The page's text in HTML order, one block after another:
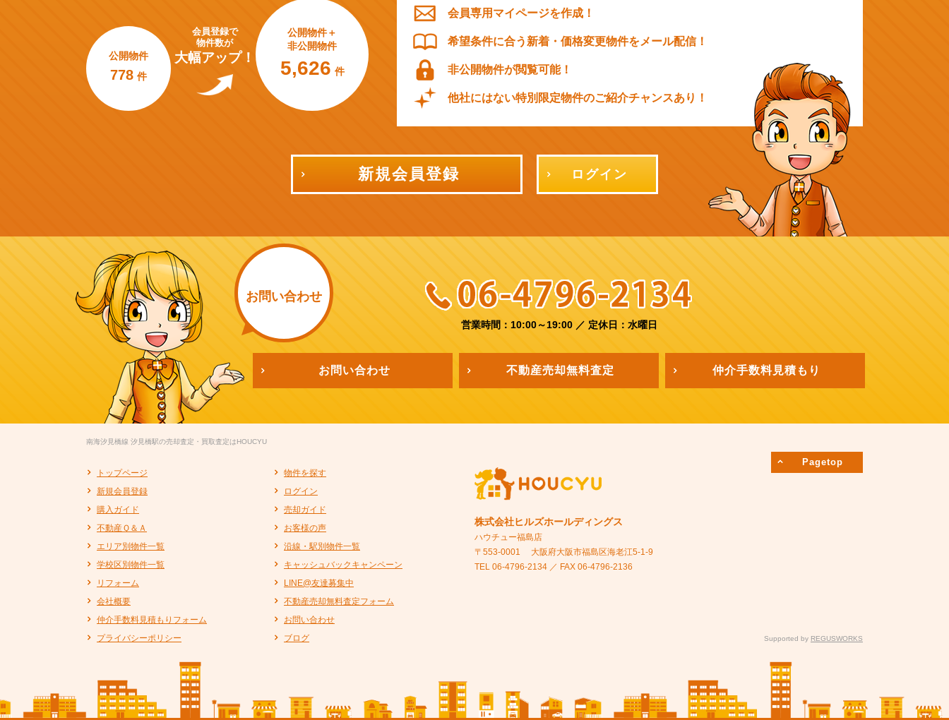
会員登録で
物件数が
大幅アップ！
公開物件
778 件
公開物件＋
非公開物件
5,626 件
会員専用マイページを作成！
希望条件に合う新着・価格変更物件をメール配信！
非公開物件が閲覧可能！
他社にはない特別限定物件のご紹介チャンスあり！
新規会員登録 ログイン
お問い合わせ
営業時間：10:00～19:00 ／ 定休日：水曜日
お問い合わせ 不動産売却無料査定 仲介手数料見積もり
Pagetop
南海汐見橋線 汐見橋駅の売却査定・買取査定はHOUCYU
トップページ
物件を探す
新規会員登録
ログイン
購入ガイド
売却ガイド
不動産Ｑ＆Ａ
お客様の声
エリア別物件一覧
沿線・駅別物件一覧
学校区別物件一覧
キャッシュバックキャンペーン
リフォーム
LINE@友達募集中
会社概要
不動産売却無料査定フォーム
仲介手数料見積もりフォーム
お問い合わせ
プライバシーポリシー
ブログ
株式会社ヒルズホールディングス
ハウチュー福島店
〒553-0001
大阪府大阪市福島区海老江5-1-9
TEL 06-4796-2134 ／ FAX 06-4796-2136
Supported by REGUSWORKS